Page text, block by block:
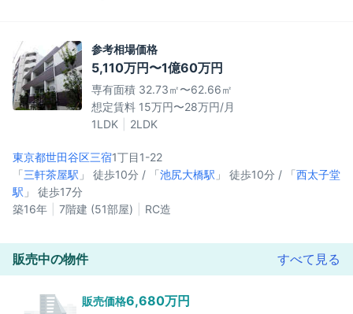
参考相場価格
5,110万円〜1億60万円
専有面積 32.73㎡〜62.66㎡
想定賃料 15万円〜28万円/月
1LDK
2LDK
東京都世田谷区三宿1丁目1-22
「三軒茶屋駅 」 徒歩10分 / 「池尻大橋駅 」 徒歩10分 / 「西太子堂
駅 」 徒歩17分
築16年
7階建 (51部屋) RC造
販売中の物件 すべて見る
販売価格6,680万円